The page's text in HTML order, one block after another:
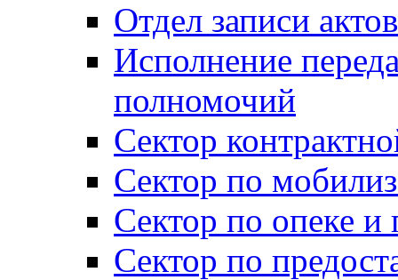
Отдел записи
Исполнение
полномочий
Сектор
Сектор по
Сектор по опеке и
Сектор по